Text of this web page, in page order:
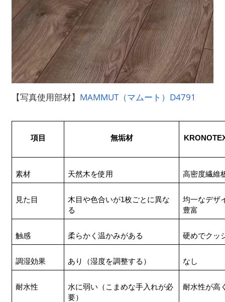
【写真使用部材】 MAMMUT（マムート）D4791
項目 無垢材
素材 天然木を使用 高密度繊維
見た目
木目や色合いが1枚ごとに異な
る
均一なデザ
豊富
触感 柔らかく温かみがある 硬めでクッ
調湿効果 あり（湿度を調整する） なし
耐水性
水に弱い（こまめな手入れが必
要）
耐水性が高